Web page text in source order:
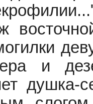
и
душка-